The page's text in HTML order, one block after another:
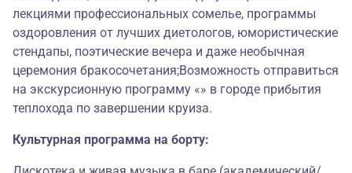
лекциями профессиональных сомелье, программы
оздоровления от лучших диетологов, юмористические
стендапы, поэтические вечера и даже необычная
церемония бракосочетания;Возможность отправиться
на экскурсионную программу «» в городе прибытия
теплохода по завершении круиза.
Культурная программа на борту: